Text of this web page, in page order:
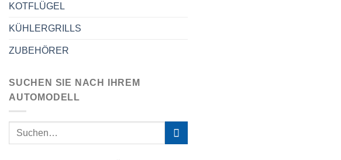
KOTFLÜGEL
KÜHLERGRILLS
ZUBEHÖRER
SUCHEN SIE NACH IHREM
AUTOMODELL